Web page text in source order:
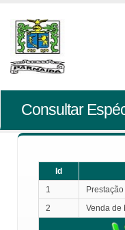
Consultar
Id
1
2
Venda de